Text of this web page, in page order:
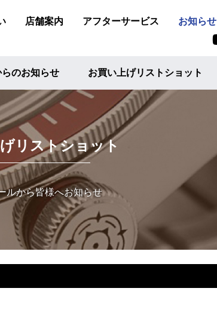
店舗案内 アフターサービス お知らせ
らのお知らせ お買い上げリストショット
リストショット
ルから皆様へお知らせ